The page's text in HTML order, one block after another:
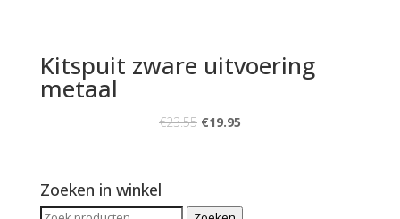
Kitspuit zware uitvoering
metaal
€23.55 €19.95
Zoeken in winkel